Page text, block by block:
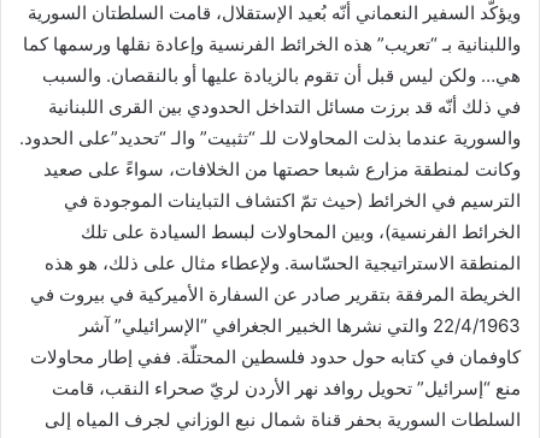
ويؤكّد السفير النعماني أنّه بُعيد الإستقلال، قامت السلطتان السورية
واللبنانية بـ “تعريب” هذه الخرائط الفرنسية وإعادة نقلها ورسمها كما
هي… ولكن ليس قبل أن تقوم بالزيادة عليها أو بالنقصان. والسبب
في ذلك أنّه قد برزت مسائل التداخل الحدودي بين القرى اللبنانية
والسورية عندما بذلت المحاولات للـ “تثبيت” والـ “تحديد”على الحدود.
وكانت لمنطقة مزارع شبعا حصتها من الخلافات، سواءً على صعيد
الترسيم في الخرائط (حيث تمّ اكتشاف التباينات الموجودة في
الخرائط الفرنسية)، وبين المحاولات لبسط السيادة على تلك
المنطقة الاستراتيجية الحسّاسة. ولإعطاء مثال على ذلك، هو هذه
الخريطة المرفقة بتقرير صادر عن السفارة الأميركية في بيروت في
22/4/1963 والتي نشرها الخبير الجغرافي “الإسرائيلي” آشر
كاوفمان في كتابه حول حدود فلسطين المحتلّة. ففي إطار محاولات
منع “إسرائيل” تحويل روافد نهر الأردن لريّ صحراء النقب، قامت
السلطات السورية بحفر قناة شمال نبع الوزاني لجرف المياه إلى